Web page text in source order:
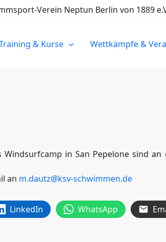
Verein Neptun Berlin von 1889
& Kurse Wettkämpfe &
in San Pepelone sind
an m.dautz@ksv-schwimmen.de
LinkedIn WhatsApp